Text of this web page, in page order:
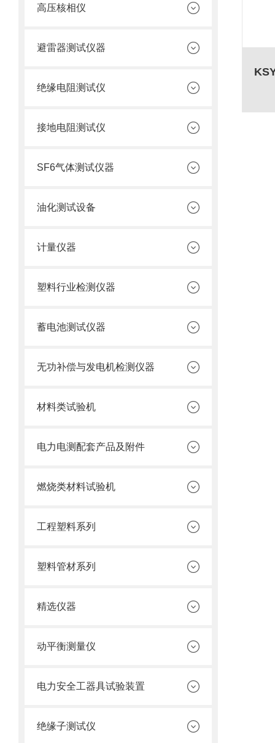
高压核相仪
避雷器测试仪器
绝缘电阻测试仪
接地电阻测试仪
SF6气体测试仪器
油化测试设备
计量仪器
塑料行业检测仪器
蓄电池测试仪器
无功补偿与发电机检测仪器
材料类试验机
电力电测配套产品及附件
燃烧类材料试验机
工程塑料系列
塑料管材系列
精选仪器
动平衡测量仪
电力安全工器具试验装置
绝缘子测试仪